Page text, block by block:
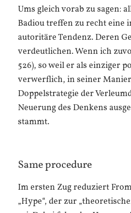
Ums gleich vorab zu sagen:
Badiou treffen zu recht eine
autoritäre Tendenz. Deren
verdeutlichen. Wenn ich
526), so weil er als einziger
verwerflich, in seiner
Doppelstrategie der
Neuerung des Denkens
stammt.
Same procedure
Im ersten Zug reduziert
„Hype“, der zur